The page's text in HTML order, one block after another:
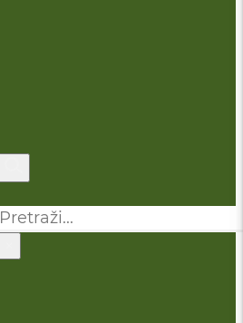
Pretraga